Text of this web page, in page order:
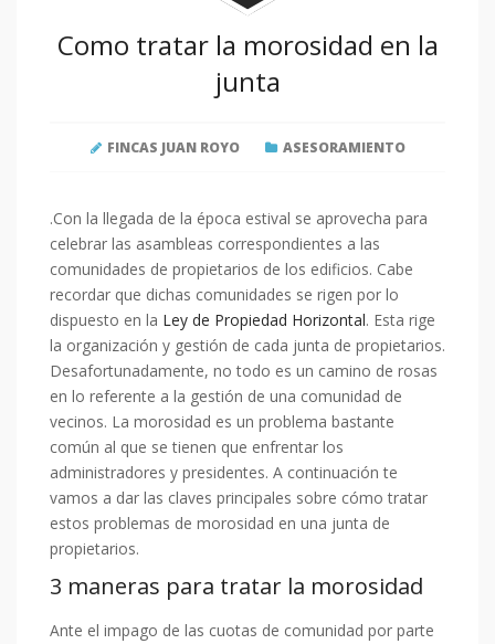
Como tratar la morosidad en la
junta
FINCAS JUAN ROYO ASESORAMIENTO
.Con la llegada de la época estival se aprovecha para
celebrar las asambleas correspondientes a las
comunidades de propietarios de los edificios. Cabe
recordar que dichas comunidades se rigen por lo
dispuesto en la Ley de Propiedad Horizontal. Esta rige
la organización y gestión de cada junta de propietarios.
Desafortunadamente, no todo es un camino de rosas
en lo referente a la gestión de una comunidad de
vecinos. La morosidad es un problema bastante
común al que se tienen que enfrentar los
administradores y presidentes. A continuación te
vamos a dar las claves principales sobre cómo tratar
estos problemas de morosidad en una junta de
propietarios.
3 maneras para tratar la morosidad
Ante el impago de las cuotas de comunidad por parte